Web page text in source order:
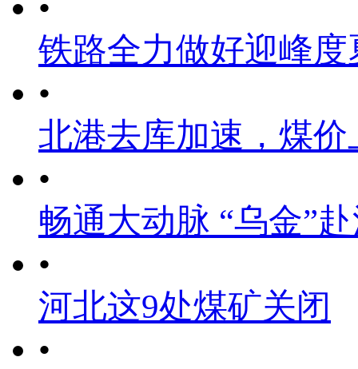
铁路全力做好迎峰
•
北港去库加速，煤
•
畅通大动脉 “乌金”
•
河北这9处煤矿关闭
•